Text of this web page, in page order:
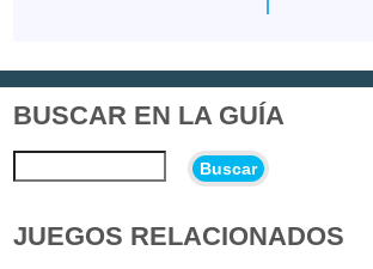
BUSCAR EN LA GUÍA
Buscar
JUEGOS RELACIONADOS